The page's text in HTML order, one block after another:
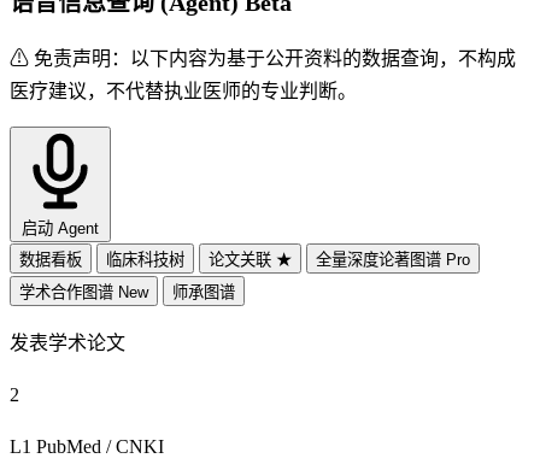
⚠ 免责声明： 以下内容为基于公开资料的数据查询，不构成
医疗建议，不代替执业医师的专业判断。
启动 Agent
数据看板
临床科技树 论文关联 ★ 全量深度论著图谱 Pro
学术合作图谱 New 师承图谱
发表学术论文
2
L1 PubMed / CNKI